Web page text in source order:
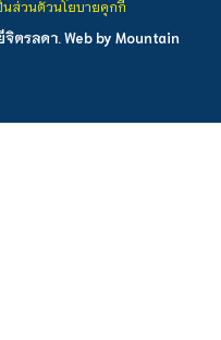
ตรลดา. Web by Mountain
นส่วนตัวนโยบายคุกกี้